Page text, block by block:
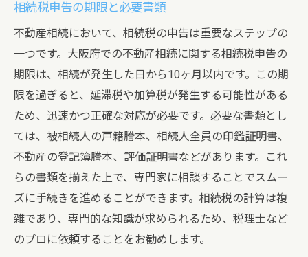
相続税申告の期限と必要書類
不動産相続において、相続税の申告は重要なステップの
一つです。大阪府での不動産相続に関する相続税申告の
期限は、相続が発生した日から10ヶ月以内です。この期
限を過ぎると、延滞税や加算税が発生する可能性がある
ため、迅速かつ正確な対応が必要です。必要な書類とし
ては、被相続人の戸籍謄本、相続人全員の印鑑証明書、
不動産の登記簿謄本、評価証明書などがあります。これ
らの書類を揃えた上で、専門家に相談することでスムー
ズに手続きを進めることができます。相続税の計算は複
雑であり、専門的な知識が求められるため、税理士など
のプロに依頼することをお勧めします。